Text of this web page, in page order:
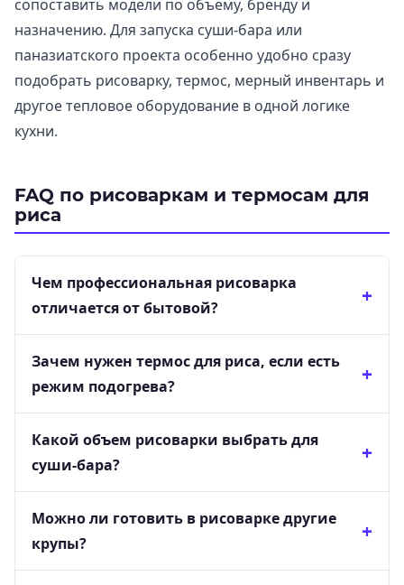
сопоставить модели по объему, бренду и
назначению. Для запуска суши-бара или
паназиатского проекта особенно удобно сразу
подобрать рисоварку, термос, мерный инвентарь и
другое тепловое оборудование в одной логике
кухни.
FAQ по рисоваркам и термосам для
риса
Чем профессиональная рисоварка
отличается от бытовой?
Зачем нужен термос для риса, если есть
режим подогрева?
Какой объем рисоварки выбрать для
суши-бара?
Можно ли готовить в рисоварке другие
крупы?